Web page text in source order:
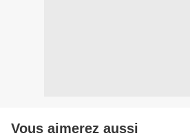
Vous aimerez aussi